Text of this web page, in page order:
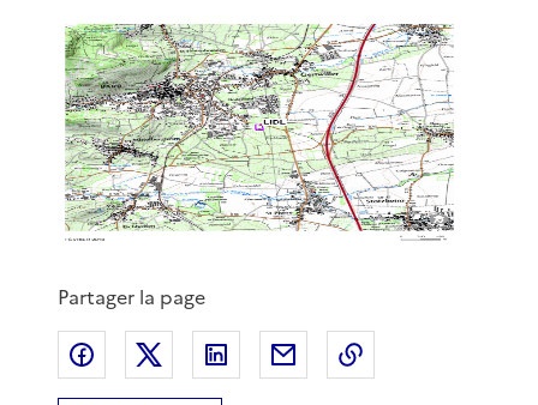
Partager la page
Partager sur Facebook
Partager sur XPartager sur LinkedIn
Partager par email